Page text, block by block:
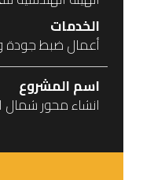
الخدمات
أعمال ضبط جودة
اسم المشروع
انشاء محور شمال